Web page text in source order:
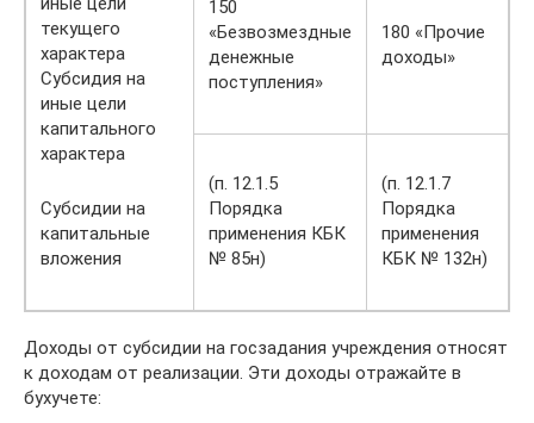
текущего
характера
Субсидия на
иные цели
капитального
характера
Субсидии на
капитальные
вложения
150
«Безвозмездные
денежные
поступления»
180 «Прочие
доходы»
(п. 12.1.5
Порядка
применения КБК
№ 85н)
(п. 12.1.7
Порядка
применения
КБК № 132н)
Доходы от субсидии на госзадания учреждения относят
к доходам от реализации. Эти доходы отражайте в
бухучете: